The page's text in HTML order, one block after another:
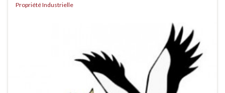
Propriété Industrielle